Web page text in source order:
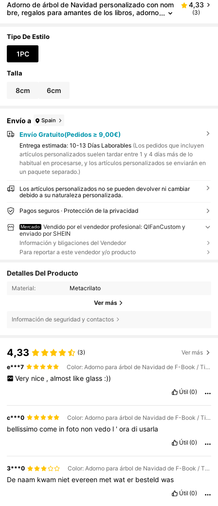
Adorno de árbol de Navidad personalizado con nom
bre, regalos para amantes de los libros, adorno
4,33
(3)
Tipo De Estilo
1PC
Talla
8cm 6cm
Envío a Spain
Envío Gratuito(Pedidos ≥ 9,00€)
Entrega estimada: 10-13 Días Laborables (Los pedidos que incluyen
artículos personalizados suelen tardar entre 1 y 4 días más de lo
habitual en procesarse, y los artículos personalizados se enviarán en
un paquete separado.)
Los artículos personalizados no se pueden devolver ni cambiar
debido a su naturaleza personalizada.
Pagos seguros · Protección de la privacidad
Mercado
Vendido por el vendedor profesional: QIFanCustom y
enviado por SHEIN
Información y bligaciones del Vendedor
Para reportar a este vendedor y/o producto
Detalles Del Producto
Material: Metacrilato
Ver más
Información de seguridad y contactos
4,33 (3) Ver más
e***7 Color: Adorno para árbol de Navidad de F-Book / Tipo de Estilo: 1PC / Talla: 8cm
Very nice , almost like glass :))
Útil (0)
c***0 Color: Adorno para árbol de Navidad de F-Book / Tipo de Estilo: 1PC / Talla: 6cm
bellissimocome infoto nonvedo l 'oradi usarla
Útil (0)
3***0 Color: Adorno para árbol de Navidad de F-Book / Tipo de Estilo: 1PC / Talla: 8cm
De naam kwam nietevereen metwater besteldwas
Útil (0)